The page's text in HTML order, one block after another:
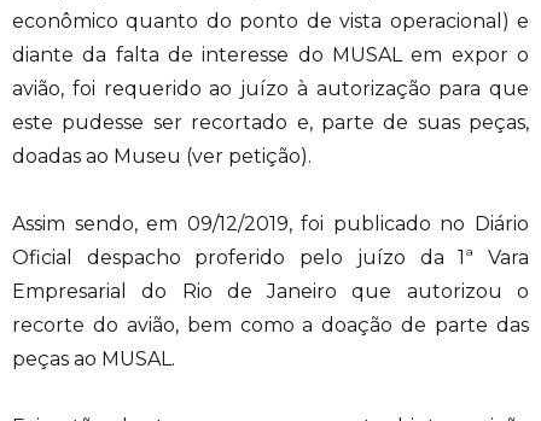
econômico quanto do ponto de vista operacional) e
diante da falta de interesse do MUSAL em expor o
avião, foi requerido ao juízo à autorização para que
este pudesse ser recortado e, parte de suas peças,
doadas ao Museu (ver petição).
Assim sendo, em 09/12/2019, foi publicado no Diário
Oficial despacho proferido pelo juízo da 1ª Vara
Empresarial do Rio de Janeiro que autorizou o
recorte do avião, bem como a doação de parte das
peças ao MUSAL.